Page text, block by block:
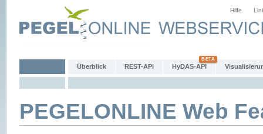
Hilfe
Überblick REST-API HyDAS-API
PEGELONLINE Web